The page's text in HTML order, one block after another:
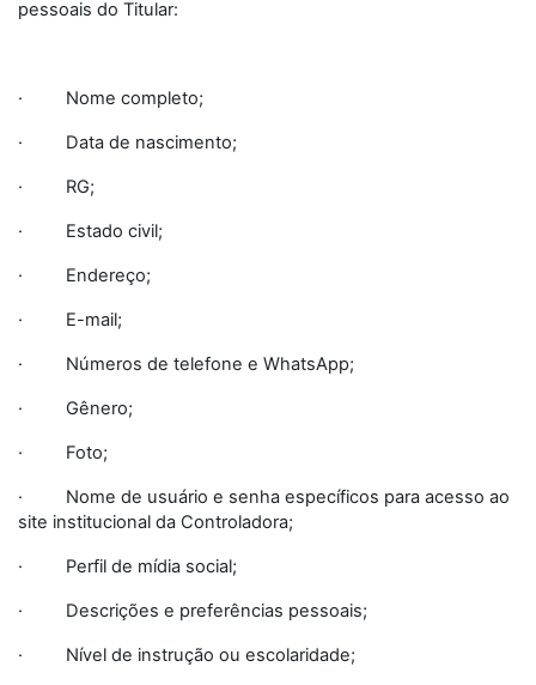
pessoais do Titular:
· Nome completo;
· Data de nascimento;
· RG;
· Estado civil;
· Endereço;
· E-mail;
· Números de telefone e WhatsApp;
· Gênero;
· Foto;
· Nome de usuário e senha específicos para acesso ao
site institucional da Controladora;
· Perfil de mídia social;
· Descrições e preferências pessoais;
· Nível de instrução ou escolaridade;